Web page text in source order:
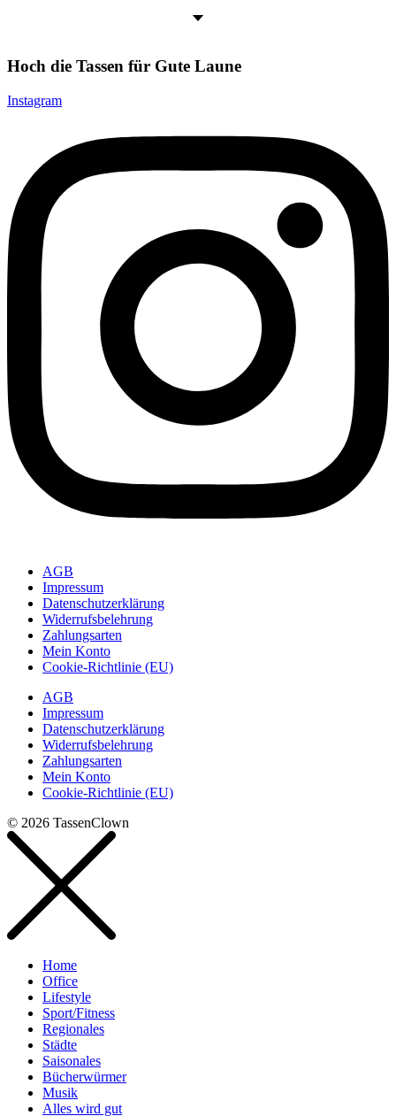
Hoch die Tassen für Gute Laune
Instagram
AGB
Impressum
Datenschutzerklärung
Widerrufsbelehrung
Zahlungsarten
Mein Konto
Cookie-Richtlinie (EU)
AGB
Impressum
Datenschutzerklärung
Widerrufsbelehrung
Zahlungsarten
Mein Konto
Cookie-Richtlinie (EU)
© 2026 TassenClown
Home
Office
Lifestyle
Sport/Fitness
Regionales
Städte
Saisonales
Bücherwürmer
Musik
Alles wird gut